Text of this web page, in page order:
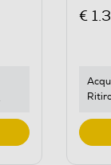
€